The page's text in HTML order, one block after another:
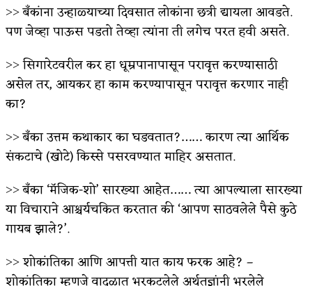
˃˃ बँकांना उन्हाळ्याच्या दिवसात लोकांना छत्री द्यायला आवडते.
पण जेव्हा पाऊस पडतो तेव्हा त्यांना ती लगेच परत हवी असते.
˃˃ सिगारेटवरील कर हा धूम्रपानापासून परावृत्त करण्यासाठी
असेल तर, आयकर हा काम करण्यापासून परावृत्त करणार नाही
का?
˃˃ बँका उत्तम कथाकार का घडवतात?…… कारण त्या आर्थिक
संकटाचे (खोटे) किस्से पसरवण्यात माहिर असतात.
˃˃ बँका ‘मॅजिक-शो’ सारख्या आहेत…… त्या आपल्याला सारख्या
या विचाराने आश्चर्यचकित करतात की ‘आपण साठवलेले पैसे कुठे
गायब झाले?’.
˃˃ शोकांतिका आणि आपत्ती यात काय फरक आहे? –